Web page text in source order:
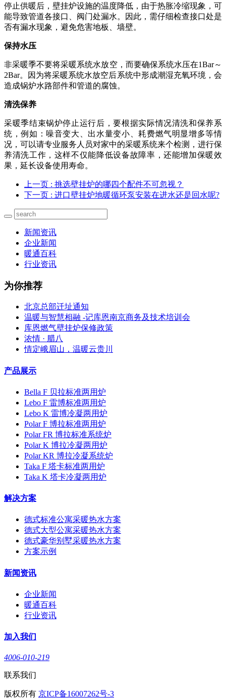
停止供暖后，壁挂炉设施的温度降低，由于热胀冷缩现象，可
能导致管道各接口、阀门处漏水。因此，需仔细检查接口处是
否有漏水现象，避免危害地板、墙壁。
保持水压
非采暖季不要将采暖系统水放空，而要确保系统水压在1Bar～
2Bar。因为将采暖系统水放空后系统中形成潮湿充氧环境，会
造成锅炉水路部件和管道的腐蚀。
清洗保养
采暖季结束锅炉停止运行后，要根据实际情况清洗和保养系
统，例如：噪音变大、出水量变小、耗费燃气明显增多等情
况，可以请专业服务人员对家中的采暖系统来个检测，进行保
养清洗工作，这样不仅能降低设备故障率，还能增加保暖效
果，延长设备使用寿命。
上一页 : 挑选壁挂炉的哪四个配件不可忽视？
下一页 : 进口壁挂炉地暖循环泵安装在进水还是回水呢?
新闻资讯
企业新闻
暖通百科
行业资讯
为你推荐
北京总部迁址通知
温暖与智慧相融 -记库恩南京商务及技术培训会
库恩燃气壁挂炉保修政策
浓情 · 腊八
情定峨眉山，温暖云贵川
产品展示
Bella F 贝拉标准两用炉
Lebo F 雷博标准两用炉
Lebo K 雷博冷凝两用炉
Polar F 博拉标准两用炉
Polar FR 博拉标准系统炉
Polar K 博拉冷凝两用炉
Polar KR 博拉冷凝系统炉
Taka F 塔卡标准两用炉
Taka K 塔卡冷凝两用炉
解决方案
德式标准公寓采暖热水方案
德式大型公寓采暖热水方案
德式豪华别墅采暖热水方案
方案示例
新闻资讯
企业新闻
暖通百科
行业资讯
加入我们
4006-010-219
联系我们
版权所有 京ICP备16007262号-3